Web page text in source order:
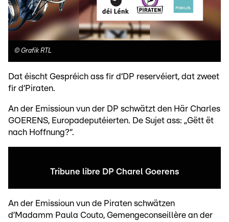
© Grafik RTL
Dat éischt Gespréich ass fir d‘DP reservéiert, dat zweet
fir d‘Piraten.
An der Emissioun vun der DP schwätzt den Här Charles
GOERENS, Europadeputéierten. De Sujet ass: „Gëtt ët
nach Hoffnung?“.
Tribune libre DP Charel Goerens
An der Emissioun vun de Piraten schwätzen
d’Madamm Paula Couto, Gemengeconseillère an der